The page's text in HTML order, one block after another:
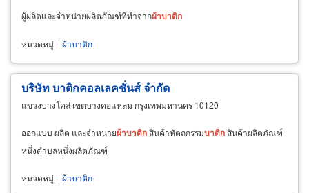
ผู้ผลิตและจำหน่ายผลิตภัณฑ์ที่ทำจากผ้าบาติก
หมวดหมู่ :ผ้าบาติก
บริษัท บาติกคอลเลคชั่นส์ จำกัด
แขวงบางโคล่ เขตบางคอแหลม กรุงเทพมหานคร 10120
ออกแบบ ผลิต และจำหน่ายผ้าบาติกสินค้าหัตถกรรมบาติกสินค้าผลิตภัณฑ์
หนึ่งตำบลหนึ่งผลิตภัณฑ์
หมวดหมู่ :ผ้าบาติก